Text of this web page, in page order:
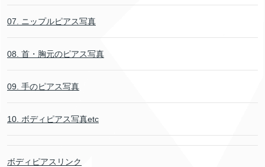
07. ニップルピアス写真
08. 首・胸元のピアス写真
09. 手のピアス写真
10. ボディピアス写真etc
ボディピアスリンク